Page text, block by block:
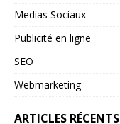
Medias Sociaux
Publicité en ligne
SEO
Webmarketing
ARTICLES RÉCENTS